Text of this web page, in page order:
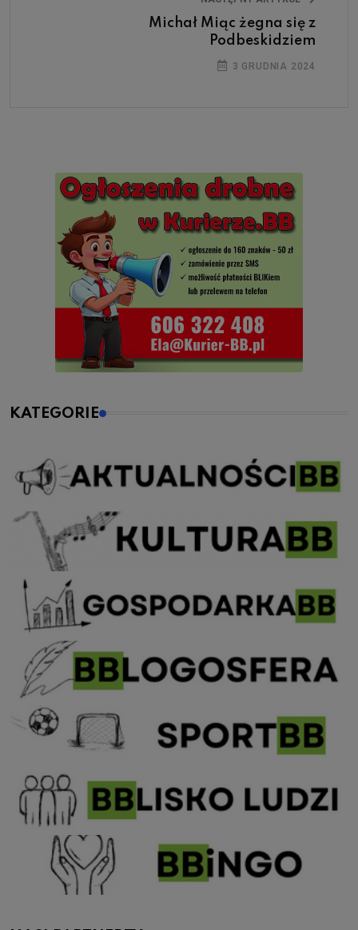
Michał Miąc żegna się z
Podbeskidziem
3 GRUDNIA 2024
KATEGORIE